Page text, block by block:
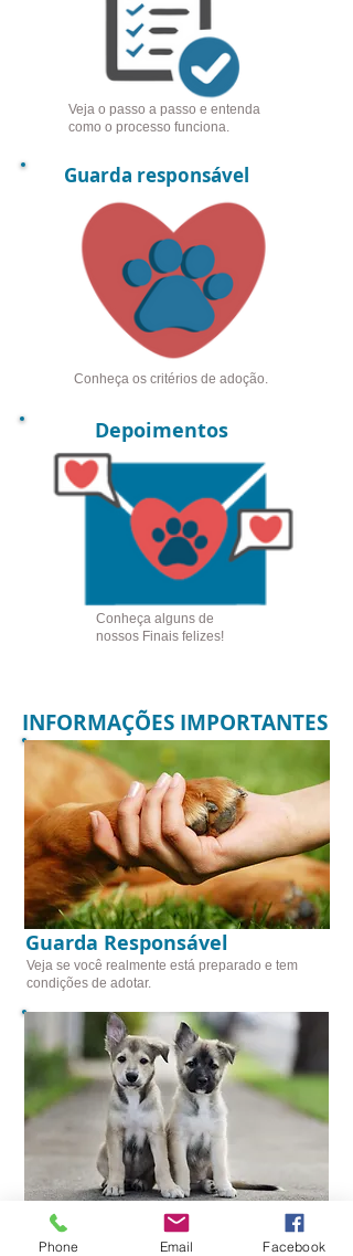
Veja o passo a passo e entenda
como o processo funciona.
Guarda responsável
Conheça os critérios de adoção.
Conheça alguns de
nossos Finais felizes!
Depoimentos
INFORMAÇÕES IMPORTANTES
Guarda Responsável
Veja se você realmente está preparado e tem
condições de adotar.
Bem Estar!
Entenda melhor este sentimento!
Phone Email Facebook